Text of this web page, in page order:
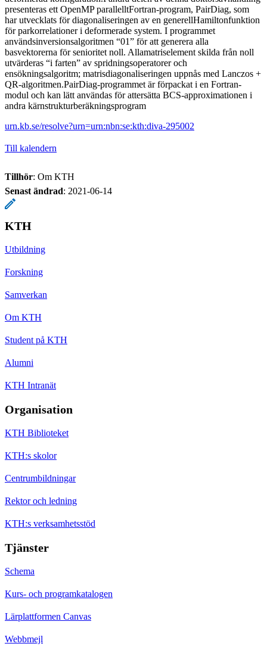
presenteras ett OpenMP parallelltFortran-program, PairDiag, som
har utvecklats för diagonaliseringen av en generellHamiltonfunktion
för parkorrelationer i deformerade system. I programmet
användsinversionsalgoritmen “01” för att generera alla
basvektorerna för senioritet noll. Allamatriselement skilda från noll
utvärderas “i farten” av spridningsoperatorer och
ensökningsalgoritm; matrisdiagonaliseringen uppnås med Lanczos +
QR-algoritmen.PairDiag-programmet är förpackat i en Fortran-
modul och kan lätt användas för attersätta BCS-approximationen i
andra kärnstrukturberäkningsprogram
urn.kb.se/resolve?urn=urn:nbn:se:kth:diva-295002
Till kalendern
Tillhör: Om KTH
Senast ändrad: 2021-06-14
KTH
Utbildning
Forskning
Samverkan
Om KTH
Student på KTH
Alumni
KTH Intranät
Organisation
KTH Biblioteket
KTH:s skolor
Centrumbildningar
Rektor och ledning
KTH:s verksamhetsstöd
Tjänster
Schema
Kurs- och programkatalogen
Lärplattformen Canvas
Webbmejl